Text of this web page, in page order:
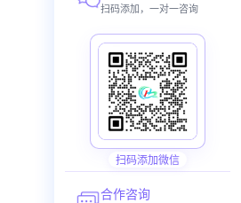
扫码添加，一对一咨询
扫码添加微信
合作咨询